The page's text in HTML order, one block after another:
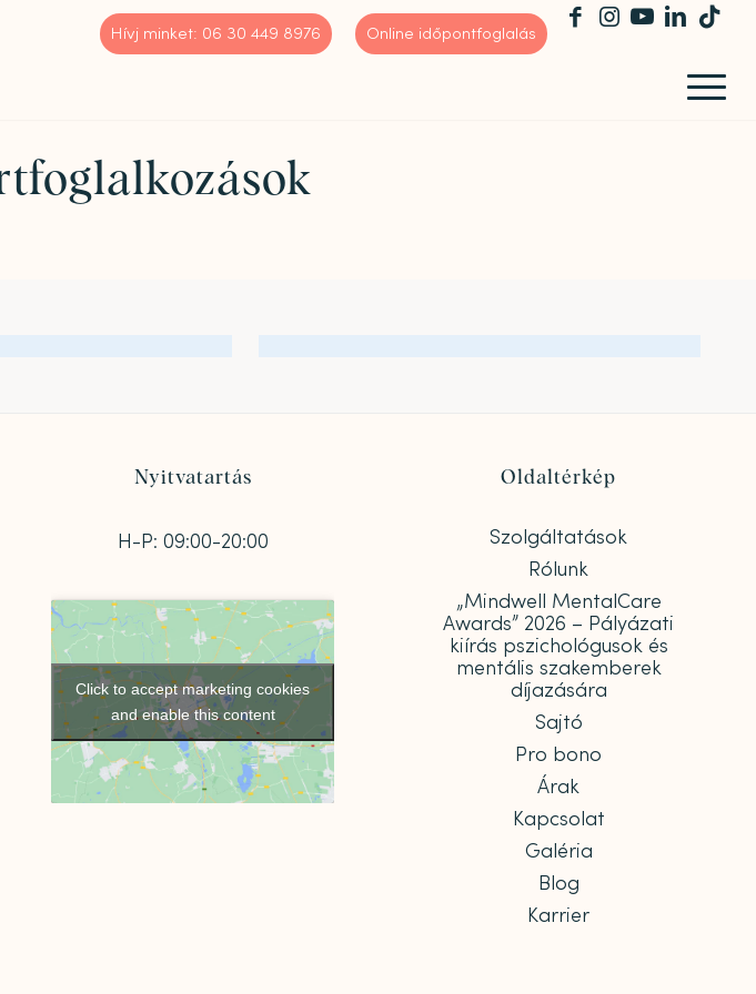
Hívj minket: 06 30 449 8976 Online időpontfoglalás
Nyitvatartás
H-P: 09:00-20:00
Click to accept marketing cookies
and enable this content
Oldaltérkép
Szolgáltatások
Rólunk
„Mindwell MentalCare
Awards” 2026 – Pályázati
kiírás pszichológusok és
mentális szakemberek
díjazására
Sajtó
Pro bono
Árak
Kapcsolat
Galéria
Blog
Karrier